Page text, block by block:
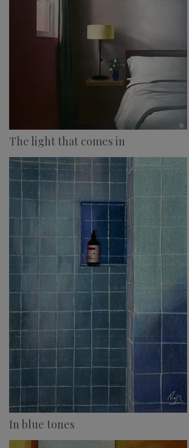
The light that comes in
In blue tones